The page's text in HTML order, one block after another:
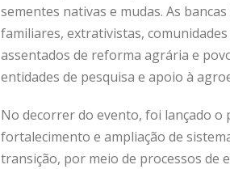
sementes nativas e mudas. As
familiares, extrativistas,
assentados de reforma agrária e
entidades de pesquisa e apoio à
No decorrer do evento, foi lançado o
fortalecimento e ampliação de
transição, por meio de processos